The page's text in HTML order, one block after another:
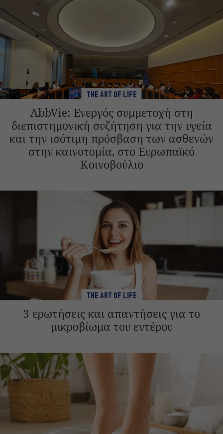
THE ART OF LIFE
AbbVie: Ενεργός συμμετοχή στη
διεπιστημονική συζήτηση για την υγεία
και την ισότιμη πρόσβαση των ασθενών
στην καινοτομία, στο Ευρωπαϊκό
Κοινοβούλιο
THE ART OF LIFE
3 ερωτήσεις και απαντήσεις για το
μικροβίωμα του εντέρου